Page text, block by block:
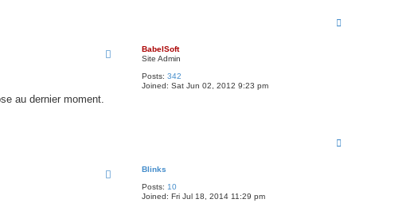
BabelSoft
Site Admin
Posts: 342
Joined: Sat Jun 02, 2012 9:23 pm
au dernier moment.
Blinks
Posts: 10
Joined: Fri Jul 18, 2014 11:29 pm